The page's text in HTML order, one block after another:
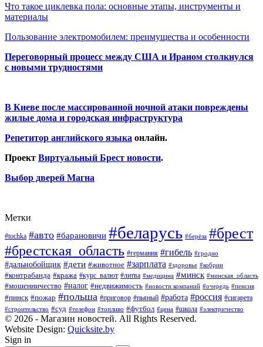
Что такое циклевка пола: основные этапы, инструменты и
материалы
Пользование электромобилем: преимущества и особенности
Переговорный процесс между США и Ираном столкнулся
с новыми трудностями
В Киеве после массированной ночной атаки повреждены
жилые дома и городская инфраструктура
Репетитор английского языка онлайн.
Проект Виртуальный Брест новости.
Выбор дверей Магна
Метки
#tochka #авто #барановичи #беларусь #берёза #брест
#брестская_область #германия #гибель #гродно
#дальнобойщик #дети #животное #зарплата #здоровье #кобрин
#контрабанда #кража #курс_валют #литва #медицина #минск #минская_область
#мошенничество #налог #недвижимость #новости компаний #очередь #пенсия
#пинск #пожар #польша #приговор #пьяный #работа #россия #сигарета
#строительство #суд #телефон #топливо #футбол #цена #школа #электричество
© 2026 - Магазин новостей. All Rights Reserved.
Website Design: Quicksite.by
Sign in